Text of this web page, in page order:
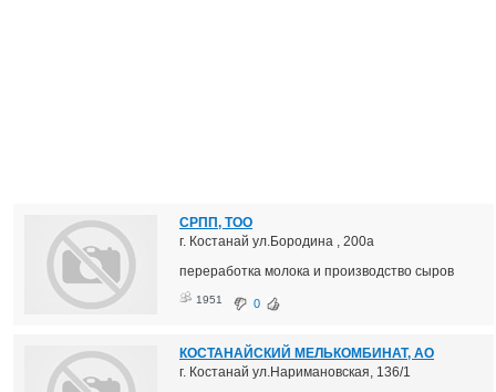
СРПП, ТОО
г. Костанай ул.Бородина , 200а
переработка молока и производство сыров
1951 0
КОСТАНАЙСКИЙ МЕЛЬКОМБИНАТ, АО
г. Костанай ул.Наримановская, 136/1